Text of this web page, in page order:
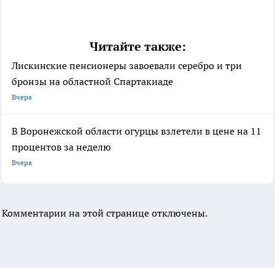
Читайте также:
Лискинские пенсионеры завоевали серебро и три
бронзы на областной Спартакиаде
Вчера
В Воронежской области огурцы взлетели в цене на 11
процентов за неделю
Вчера
Комментарии на этой странице отключены.